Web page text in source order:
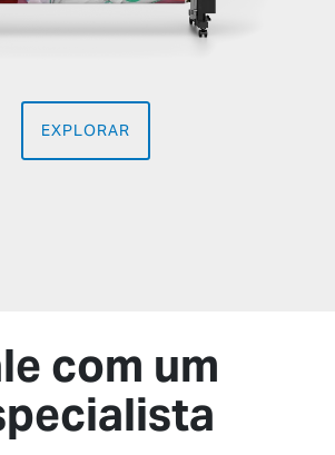
EXPLORAR
com um